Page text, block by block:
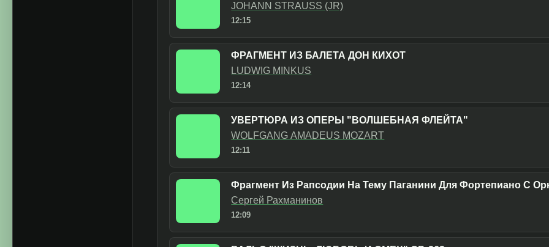
JOHANN STRAUSS (JR)
12:15
ФРАГМЕНТ ИЗ БАЛЕТА ДОН КИХОТ
LUDWIG MINKUS
12:14
УВЕРТЮРА ИЗ ОПЕРЫ "ВОЛШЕБНАЯ ФЛЕЙТА"
WOLFGANG AMADEUS MOZART
12:11
Фрагмент Из Рапсодии На Тему Паганини Для Фортепиано С
Сергей Рахманинов
12:09